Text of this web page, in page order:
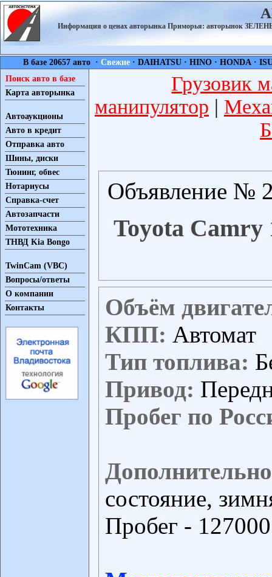
Информация о ценах авторынка Приморья: авторынок
В базе 20657 авто ·Свежие ·DAIHATSU ·HINO ·HONDA ·
Поиск авто в базе
Карта авторынка
Автоаукционы
Авто в кредит
Отправка авто
Шины, диски
Тюнинг, обвес
Нотариусы
Справка-счет
Автозапчасти
Мототехника
ТНВД Kia Bongo
TwinCam (VBC)
Вопросы/ответы
О компании
Контакты
Грузовик
манипулятор |
Объявление №
Toyota Camry
Объём
КПП: Автомат
Тип топлива:
Привод:
Пробег по
состояние,
Пробег -